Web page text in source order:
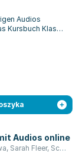
Audios
Kursbuch Klasse!
Audios online
, Sarah Fleer, Schwieger Bettina